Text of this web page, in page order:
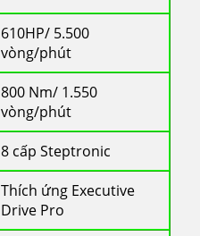
610HP/ 5.500
vòng/phút
800 Nm/ 1.550
vòng/phút
8 cấp Steptronic
Thích ứng Executive
Drive Pro